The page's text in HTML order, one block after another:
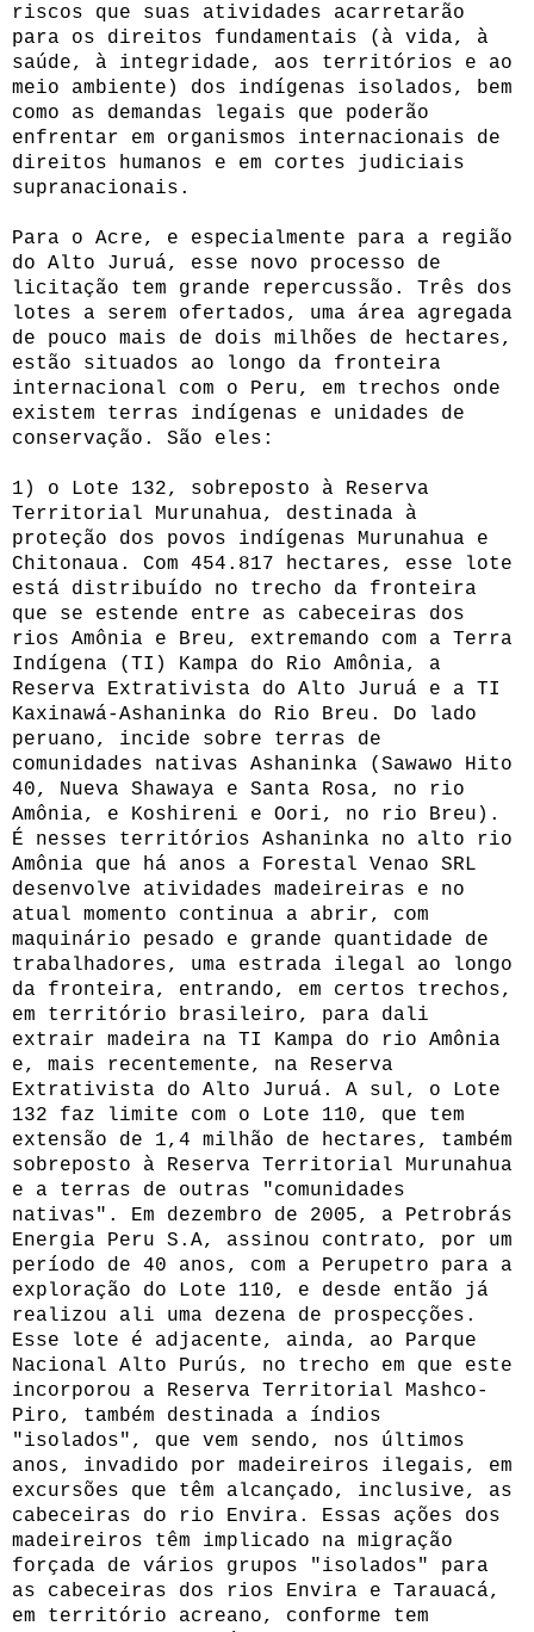
riscos que suas atividades acarretarão
para os direitos fundamentais (à vida, à
saúde, à integridade, aos territórios e ao
meio ambiente) dos indígenas isolados, bem
como as demandas legais que poderão
enfrentar em organismos internacionais de
direitos humanos e em cortes judiciais
supranacionais.
Para o Acre, e especialmente para a região
do Alto Juruá, esse novo processo de
licitação tem grande repercussão. Três dos
lotes a serem ofertados, uma área agregada
de pouco mais de dois milhões de hectares,
estão situados ao longo da fronteira
internacional com o Peru, em trechos onde
existem terras indígenas e unidades de
conservação. São eles:
1) o Lote 132, sobreposto à Reserva
Territorial Murunahua, destinada à
proteção dos povos indígenas Murunahua e
Chitonaua. Com 454.817 hectares, esse lote
está distribuído no trecho da fronteira
que se estende entre as cabeceiras dos
rios Amônia e Breu, extremando com a Terra
Indígena (TI) Kampa do Rio Amônia, a
Reserva Extrativista do Alto Juruá e a TI
Kaxinawá-Ashaninka do Rio Breu. Do lado
peruano, incide sobre terras de
comunidades nativas Ashaninka (Sawawo Hito
40, Nueva Shawaya e Santa Rosa, no rio
Amônia, e Koshireni e Oori, no rio Breu).
É nesses territórios Ashaninka no alto rio
Amônia que há anos a Forestal Venao SRL
desenvolve atividades madeireiras e no
atual momento continua a abrir, com
maquinário pesado e grande quantidade de
trabalhadores, uma estrada ilegal ao longo
da fronteira, entrando, em certos trechos,
em território brasileiro, para dali
extrair madeira na TI Kampa do rio Amônia
e, mais recentemente, na Reserva
Extrativista do Alto Juruá. A sul, o Lote
132 faz limite com o Lote 110, que tem
extensão de 1,4 milhão de hectares, também
sobreposto à Reserva Territorial Murunahua
e a terras de outras "comunidades
nativas". Em dezembro de 2005, a Petrobrás
Energia Peru S.A, assinou contrato, por um
período de 40 anos, com a Perupetro para a
exploração do Lote 110, e desde então já
realizou ali uma dezena de prospecções.
Esse lote é adjacente, ainda, ao Parque
Nacional Alto Purús, no trecho em que este
incorporou a Reserva Territorial Mashco-
Piro, também destinada a índios
"isolados", que vem sendo, nos últimos
anos, invadido por madeireiros ilegais, em
excursões que têm alcançado, inclusive, as
cabeceiras do rio Envira. Essas ações dos
madeireiros têm implicado na migração
forçada de vários grupos "isolados" para
as cabeceiras dos rios Envira e Tarauacá,
em território acreano, conforme tem